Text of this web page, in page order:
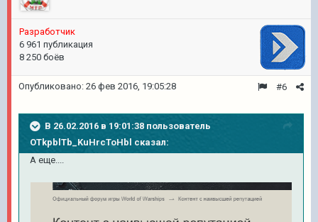
Разработчик
6 961 публикация
8 250 боёв
#6
Опубликовано: 26 фев 2016, 19:05:28
В 26.02.2016 в 19:01:38 пользователь
OTkpblTb_KuHrcToHbl сказал:
А еще....